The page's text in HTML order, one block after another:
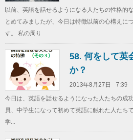
以前、英語を話せるようになる人たちの性格的
とめてみましたが、今日は特徴以前の心構えに
す。 私の周り...
58. 何をして英
か？
2013年8月27日
7:39
今日は、英語を話せるようになった人たちの成
員、中学生になって初めて英語に触れた人たち
学...